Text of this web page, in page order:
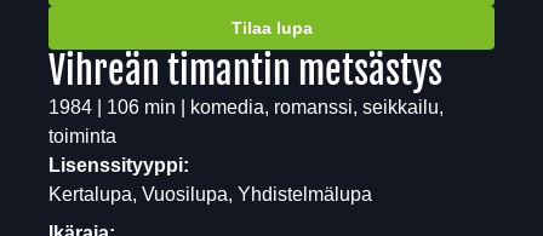
Tilaa lupa
Vihreän timantin metsästys
1984 | 106 min | komedia, romanssi, seikkailu,
toiminta
Lisenssityyppi:
Kertalupa, Vuosilupa, Yhdistelmälupa